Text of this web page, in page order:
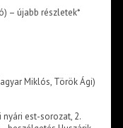
– újabb részletek*
Miklós, Török Ági)
nyári est-sorozat, 2.